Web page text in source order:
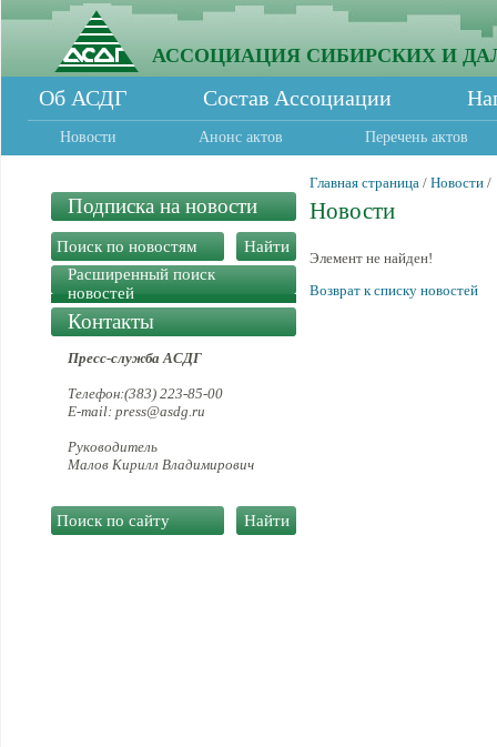
АССОЦИАЦИЯ СИБИРСКИХ И
Об АСДГ Состав Ассоциации
Новости Анонс актов Перечень актов
Подписка на новости
Расширенный поиск
новостей
Контакты
Пресс-служба АСДГ
Телефон:(383) 223-85-00
E-mail: press@asdg.ru
Руководитель
Малов Кирилл Владимирович
Главная страница / Новости /
Новости
Элемент не найден!
Возврат к списку новостей